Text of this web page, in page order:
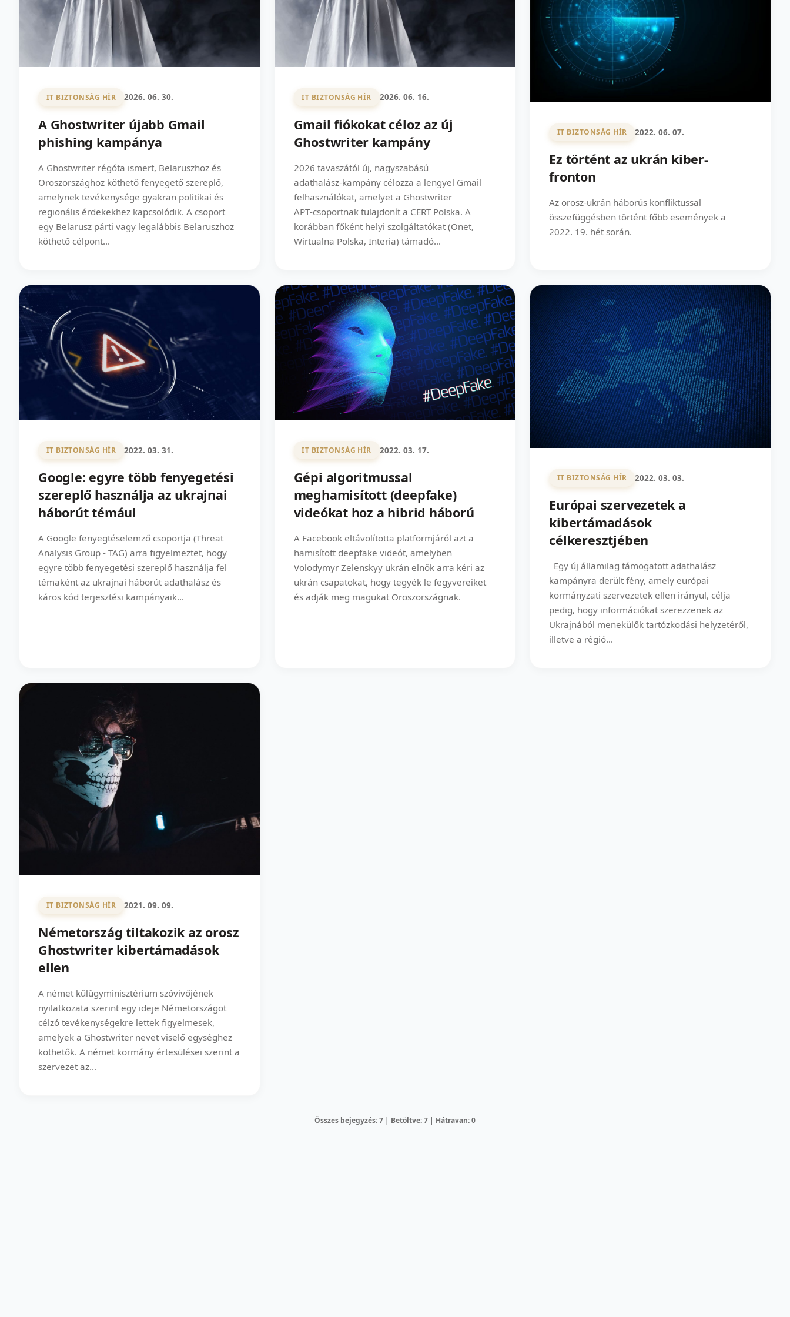
IT BIZTONSÁG HÍR 2026. 06. 30.
A Ghostwriter újabb Gmail
phishing kampánya
A Ghostwriter régóta ismert, Belaruszhoz és
Oroszországhoz köthető fenyegető szereplő,
amelynek tevékenysége gyakran politikai és
regionális érdekekhez kapcsolódik. A csoport
egy Belarusz párti vagy legalábbis Belaruszhoz
köthető célpont...
IT BIZTONSÁG HÍR 2026. 06. 16.
Gmail fiókokat céloz az új
Ghostwriter kampány
2026 tavaszától új, nagyszabású
adathalász‑kampány célozza a lengyel Gmail
felhasználókat, amelyet a Ghostwriter
APT‑csoportnak tulajdonít a CERT Polska. A
korábban főként helyi szolgáltatókat (Onet,
Wirtualna Polska, Interia) támadó...
IT BIZTONSÁG HÍR 2022. 06. 07.
Ez történt az ukrán kiber-
fronton
Az orosz-ukrán háborús konfliktussal
összefüggésben történt főbb események a
2022. 19. hét során.
IT BIZTONSÁG HÍR 2022. 03. 31.
Google: egyre több fenyegetési
szereplő használja az ukrajnai
háborút témául
A Google fenyegtéselemző csoportja (Threat
Analysis Group - TAG) arra figyelmeztet, hogy
egyre több fenyegetési szereplő használja fel
témaként az ukrajnai háborút adathalász és
káros kód terjesztési kampányaik...
IT BIZTONSÁG HÍR 2022. 03. 17.
Gépi algoritmussal
meghamisított (deepfake)
videókat hoz a hibrid háború
A Facebook eltávolította platformjáról azt a
hamisított deepfake videót, amelyben
Volodymyr Zelenskyy ukrán elnök arra kéri az
ukrán csapatokat, hogy tegyék le fegyvereiket
és adják meg magukat Oroszországnak.
IT BIZTONSÁG HÍR 2022. 03. 03.
Európai szervezetek a
kibertámadások
célkeresztjében
Egy új államilag támogatott adathalász
kampányra derült fény, amely európai
kormányzati szervezetek ellen irányul, célja
pedig, hogy információkat szerezzenek az
Ukrajnából menekülők tartózkodási helyzetéről,
illetve a régió...
IT BIZTONSÁG HÍR 2021. 09. 09.
Németország tiltakozik az orosz
Ghostwriter kibertámadások
ellen
A német külügyminisztérium szóvivőjének
nyilatkozata szerint egy ideje Németországot
célzó tevékenységekre lettek figyelmesek,
amelyek a Ghostwriter nevet viselő egységhez
köthetők. A német kormány értesülései szerint a
szervezet az...
Összes bejegyzés: 7 | Betöltve: 7 | Hátravan: 0